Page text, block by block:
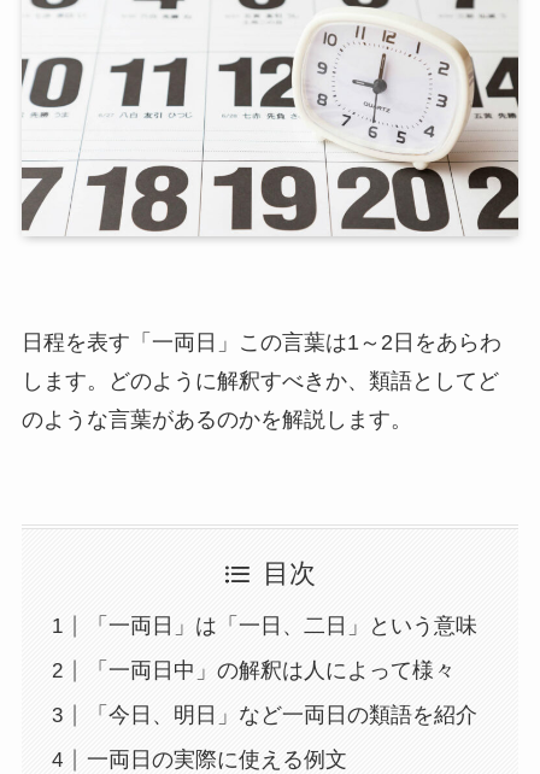
日程を表す「一両日」この言葉は1～2日をあらわ
します。どのように解釈すべきか、類語としてど
のような言葉があるのかを解説します。
目次
「一両日」は「一日、二日」という意味
「一両日中」の解釈は人によって様々
「今日、明日」など一両日の類語を紹介
一両日の実際に使える例文